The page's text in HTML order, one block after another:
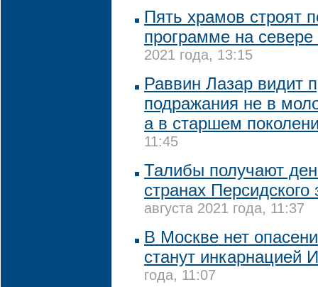
Пять храмов строят
программе на
2021 года, 13:15
Раввин Лазар видит
подражания не в
а в старшем
11:45
Талибы получают
странах
августа 2021 года, 11:37
В Москве нет
станут инкарнацией
года, 11:07